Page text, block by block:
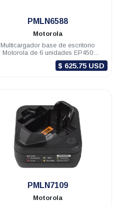
PMLN6588
Motorola
Multicargador base de escritorio
Motorola de 6 unidades EP450
DEP450 R2
$ 625.75 USD
PMLN7109
Motorola